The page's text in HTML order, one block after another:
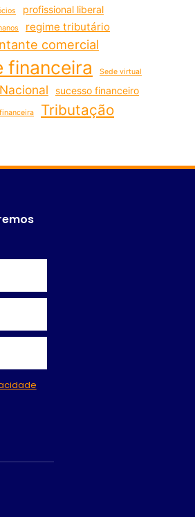
profissional liberal
regime tributário
comercial
financeira Sede virtual
sucesso financeiro
Tributação